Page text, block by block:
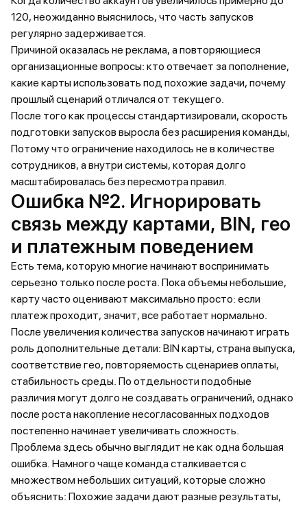
120, неожиданно выяснилось, что часть запусков
регулярно задерживается.
Причиной оказалась не реклама, а повторяющиеся
организационные вопросы: кто отвечает за пополнение,
какие карты использовать под похожие задачи, почему
прошлый сценарий отличался от текущего.
После того как процессы стандартизировали, скорость
подготовки запусков выросла без расширения команды,
Потому что ограничение находилось не в количестве
сотрудников, а внутри системы, которая долго
масштабировалась без пересмотра правил.
Ошибка №2. Игнорировать
связь между картами, BIN, гео
и платежным поведением
Есть тема, которую многие начинают воспринимать
серьезно только после роста. Пока объемы небольшие,
карту часто оценивают максимально просто: если
платеж проходит, значит, все работает нормально.
После увеличения количества запусков начинают играть
роль дополнительные детали: BIN карты, страна выпуска,
соответствие гео, повторяемость сценариев оплаты,
стабильность среды. По отдельности подобные
различия могут долго не создавать ограничений, однако
после роста накопление несогласованных подходов
постепенно начинает увеличивать сложность.
Проблема здесь обычно выглядит не как одна большая
ошибка. Намного чаще команда сталкивается с
множеством небольших ситуаций, которые сложно
объяснить: Похожие задачи дают разные результаты,